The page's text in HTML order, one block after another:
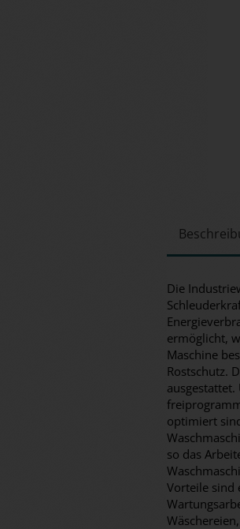
Die
ermöglicht,
Maschine
Rostschutz.
optimiert
so das
Vorteile sind